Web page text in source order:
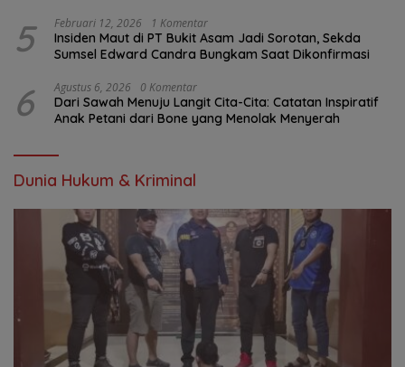
5 Februari 12, 2026 1 Komentar
Insiden Maut di PT Bukit Asam Jadi Sorotan, Sekda
Sumsel Edward Candra Bungkam Saat Dikonfirmasi
6 Agustus 6, 2026 0 Komentar
Dari Sawah Menuju Langit Cita-Cita: Catatan Inspiratif
Anak Petani dari Bone yang Menolak Menyerah
Dunia Hukum & Kriminal